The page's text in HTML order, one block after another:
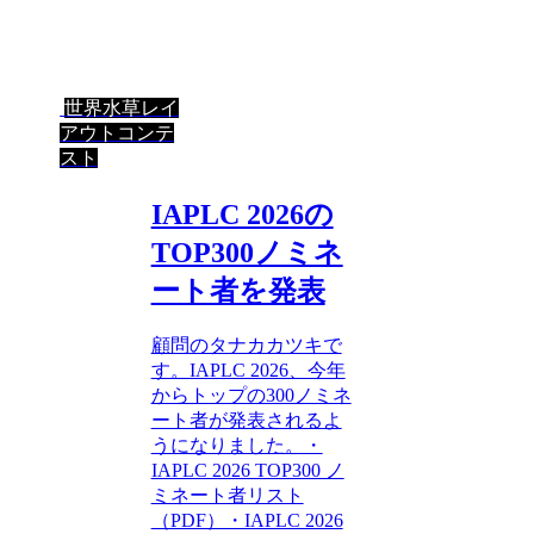
世界水草レイ
アウトコンテ
スト
IAPLC 2026の
TOP300ノミネ
ート者を発表
顧問のタナカカツキで
す。IAPLC 2026、今年
からトップの300ノミネ
ート者が発表されるよ
うになりました。・
IAPLC 2026 TOP300 ノ
ミネート者リスト
（PDF）・IAPLC 2026